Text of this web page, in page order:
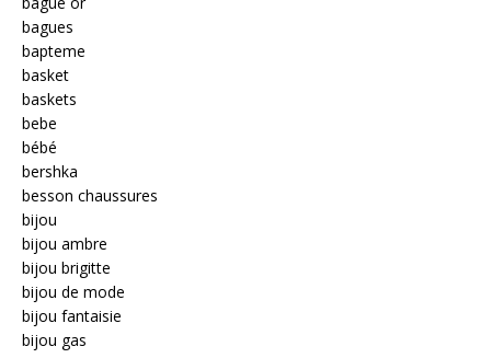
bagues
bapteme
basket
baskets
bebe
bébé
bershka
besson chaussures
bijou
bijou ambre
bijou brigitte
bijou de mode
bijou fantaisie
bijou gas